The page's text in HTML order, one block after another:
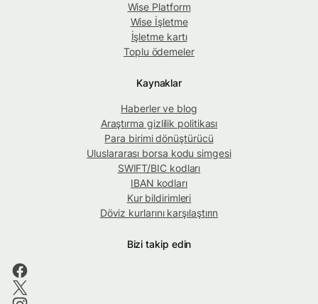
Wise Platform
Wise İşletme
İşletme kartı
Toplu ödemeler
Kaynaklar
Haberler ve blog
Araştırma gizlilik politikası
Para birimi dönüştürücü
Uluslararası borsa kodu simgesi
SWIFT/BIC kodları
IBAN kodları
Kur bildirimleri
Döviz kurlarını karşılaştırın
Bizi takip edin